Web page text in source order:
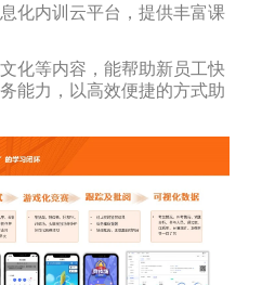
化内训云平台，提供丰富课
化等内容，能帮助新员工快
能力，以高效便捷的方式助